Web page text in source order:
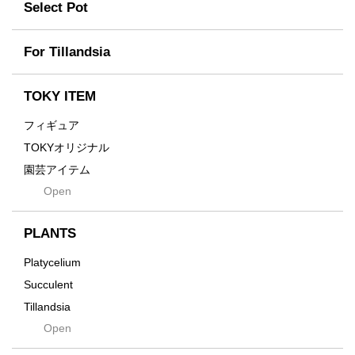
Former
Fused
Earth
emeth
Enhance
Grid
Innocence
Kodama
TETSUYA OZAWA
Scratch
Takehiro Ito
Yuya Iha
Select Pot
For Tillandsia
TOKY ITEM
フィギュア
TOKYオリジナル
園芸アイテム
土・化粧石・活力剤
インテリア・デザイン雑貨
Tシャツ・バッグ
その他
Open
PLANTS
Platycelium
Succulent
Tillandsia
SeedsOpen